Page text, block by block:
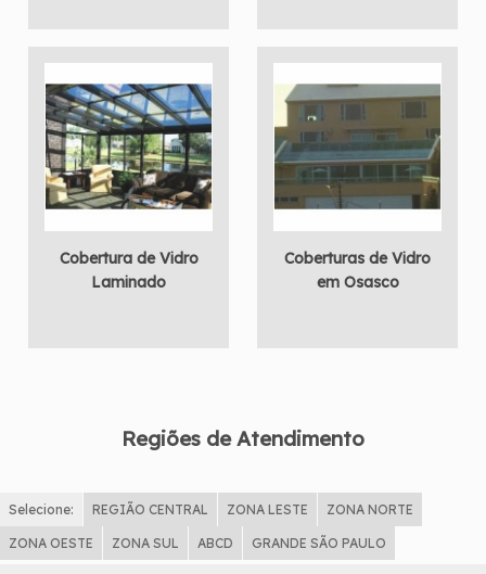
Cobertura de Vidro
Laminado
Coberturas de Vidro
em Osasco
Regiões de Atendimento
Selecione: REGIÃO CENTRAL ZONA LESTE ZONA NORTE
ZONA OESTE ZONA SUL ABCD GRANDE SÃO PAULO